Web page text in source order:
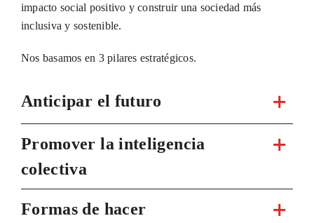
impacto social positivo y construir una sociedad más
inclusiva y sostenible.
Nos basamos en 3 pilares estratégicos.
Anticipar el futuro
Promover la inteligencia
colectiva
Formas de hacer